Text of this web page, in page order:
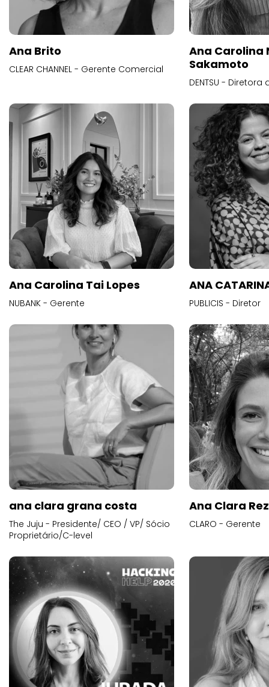
Ana Brito
CLEAR CHANNEL - Gerente Comercial
Ana Carolina
Sakamoto
DENTSU -
Ana Carolina Tai Lopes
NUBANK - Gerente
ANA
PUBLICIS - Diretor
ana clara grana costa
The Juju - Presidente/ CEO / VP/ Sócio
Proprietário/C-level
Ana Clara
CLARO - Gerente